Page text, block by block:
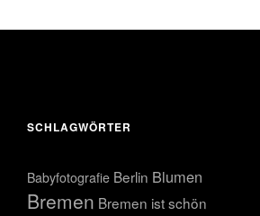
SCHLAGWÖRTER
Babyfotografie Berlin Blumen
Bremen Bremen ist schön